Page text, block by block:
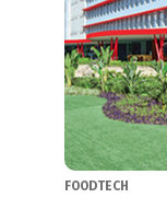
FOODTECH